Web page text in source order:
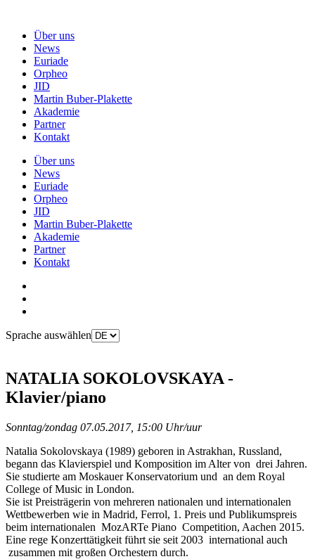
Über uns
News
Euriade
Orpheo
JID
Martin Buber-Plakette
Akademie
Partner
Kontakt
Über uns
News
Euriade
Orpheo
JID
Martin Buber-Plakette
Akademie
Partner
Kontakt
Sprache auswählen
NATALIA SOKOLOVSKAYA -
Klavier/piano
Sonntag/zondag 07.05.2017, 15:00 Uhr/uur
Natalia Sokolovskaya (1989) geboren in Astrakhan, Russland,
begann das Klavierspiel und Komposition im Alter von drei Jahren.
Sie studierte am Moskauer Konservatorium und an dem Royal
College of Music in London.
Sie ist Preisträgerin von mehreren nationalen und internationalen
Wettbewerben wie in Madrid, Ferrol, 1. Preis und Publikumspreis
beim internationalen MozARTe Piano Competition, Aachen 2015.
Eine rege Konzerttätigkeit führt sie seit 2003 international auch
zusammen mit großen Orchestern durch.